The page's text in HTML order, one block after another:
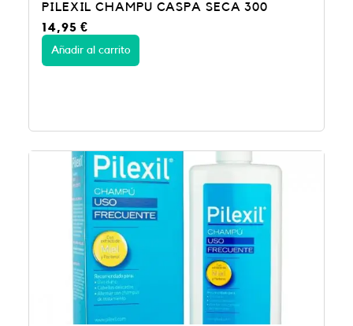
PILEXIL CHAMPU CASPA SECA 300
14,95€
Añadir al carrito